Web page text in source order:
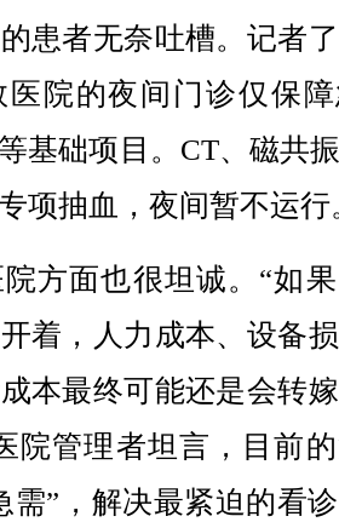
患者无奈吐槽。记者
医院的夜间门诊仅保
基础项目。CT、磁共
项抽血，夜间暂不运行
面也很坦诚。“如果
着，人力成本、设备
本最终可能还是会转
院管理者坦言，目前
需”，解决最紧迫的看